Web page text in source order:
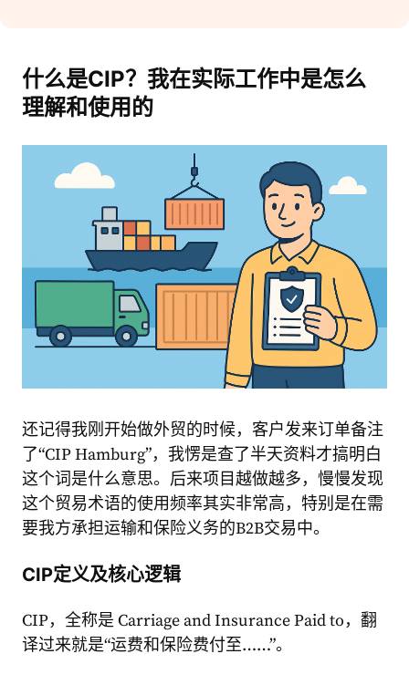
什么是CIP？我在实际工作中是怎么
理解和使用的
还记得我刚开始做外贸的时候，客户发来订单备注
了“CIP Hamburg”，我愣是查了半天资料才搞明白
这个词是什么意思。后来项目越做越多，慢慢发现
这个贸易术语的使用频率其实非常高，特别是在需
要我方承担运输和保险义务的B2B交易中。
CIP定义及核心逻辑
CIP，全称是 Carriage and Insurance Paid to，翻
译过来就是“运费和保险费付至……”。